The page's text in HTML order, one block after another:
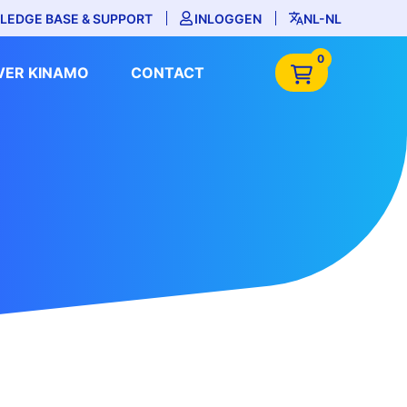
BASE & SUPPORT INLOGGEN NL-NL
KINAMO CONTACT
0